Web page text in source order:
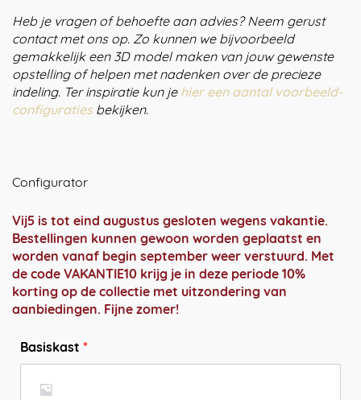
Heb je vragen of behoefte aan advies? Neem gerust
contact met ons op. Zo kunnen we bijvoorbeeld
gemakkelijk een 3D model maken van jouw gewenste
opstelling of helpen met nadenken over de precieze
indeling. Ter inspiratie kun je hier een aantal voorbeeld-
configuratiesbekijken.
Configurator
Vij5 is tot eind augustus gesloten wegens vakantie.
Bestellingen kunnen gewoon worden geplaatst en
worden vanaf begin september weer verstuurd. Met
de code VAKANTIE10 krijg je in deze periode 10%
korting op de collectie met uitzondering van
aanbiedingen. Fijne zomer!
Basiskast